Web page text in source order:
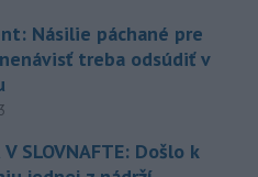
Násilie páchané pre
treba odsúdiť v
V SLOVNAFTE: Došlo k